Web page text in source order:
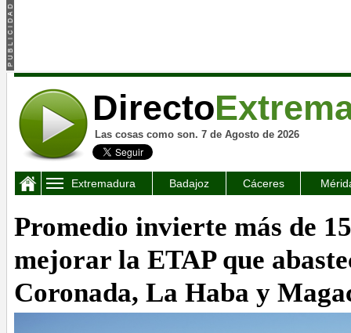
Directo
Las cosas como son. 7 de Agosto de 2026
Extremadura Badajoz Cáceres
Promedio invierte más de
mejorar la ETAP que
Coronada, La Haba y